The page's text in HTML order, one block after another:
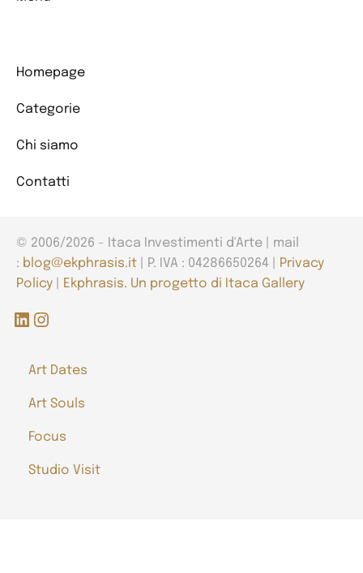
Homepage
Categorie
Chi siamo
Contatti
© 2006/2026 - Itaca Investimenti d'Arte | mail
: blog@ekphrasis.it | P. IVA : 04286650264 |
Privacy
Policy
Ekphrasis. Un progetto di Itaca Gallery
LinkedIn
Instagram
Art Dates
Art Souls
Focus
Studio Visit